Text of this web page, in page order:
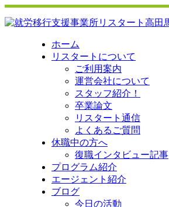
ホーム
リスタートについて
ご利用案内
運営会社について
スタッフ紹介！
卒業論文
リスタート通信
よくあるご質問
休職中の方へ
復職インタビュー記事
プログラム紹介
エージェント紹介
ブログ
今日の活動